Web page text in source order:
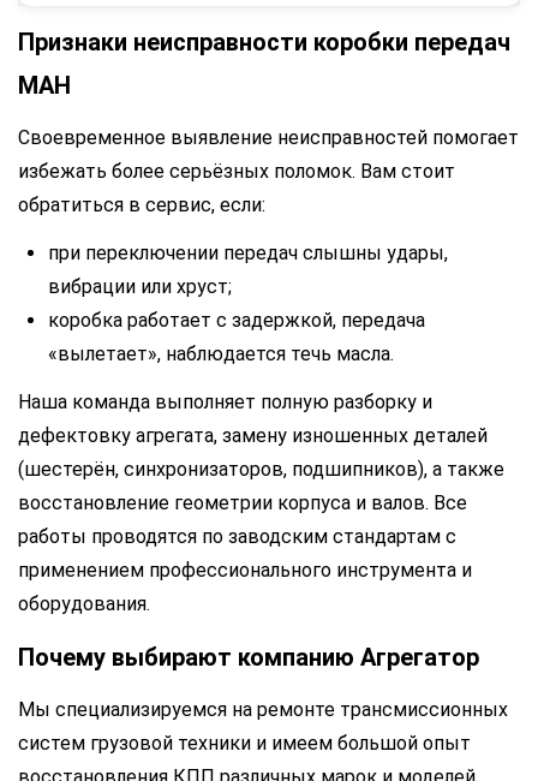
Признаки неисправности коробки передач
МАН
Своевременное выявление неисправностей помогает
избежать более серьёзных поломок. Вам стоит
обратиться в сервис, если:
при переключении передач слышны удары,
вибрации или хруст;
коробка работает с задержкой, передача
«вылетает», наблюдается течь масла.
Наша команда выполняет полную разборку и
дефектовку агрегата, замену изношенных деталей
(шестерён, синхронизаторов, подшипников), а также
восстановление геометрии корпуса и валов. Все
работы проводятся по заводским стандартам с
применением профессионального инструмента и
оборудования.
Почему выбирают компанию Агрегатор
Мы специализируемся на ремонте трансмиссионных
систем грузовой техники и имеем большой опыт